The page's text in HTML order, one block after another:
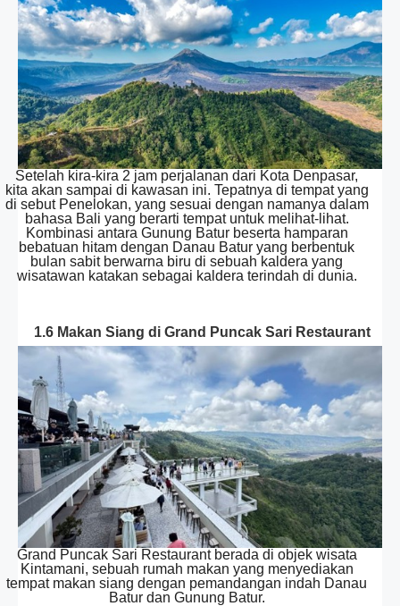
Setelah kira-kira 2 jam perjalanan dari Kota Denpasar,
kita akan sampai di kawasan ini. Tepatnya di tempat yang
di sebut Penelokan, yang sesuai dengan namanya dalam
bahasa Bali yang berarti tempat untuk melihat-lihat.
Kombinasi antara Gunung Batur beserta hamparan
bebatuan hitam dengan Danau Batur yang berbentuk
bulan sabit berwarna biru di sebuah kaldera yang
wisatawan katakan sebagai kaldera terindah di dunia.
1.6 Makan Siang di Grand Puncak Sari Restaurant
Grand Puncak Sari Restaurant berada di objek wisata
Kintamani, sebuah rumah makan yang menyediakan
tempat makan siang dengan pemandangan indah Danau
Batur dan Gunung Batur.